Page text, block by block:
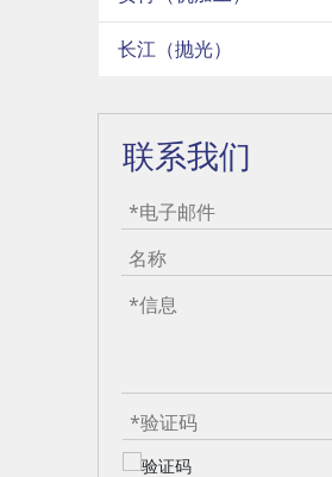
长江（抛光）
联系我们